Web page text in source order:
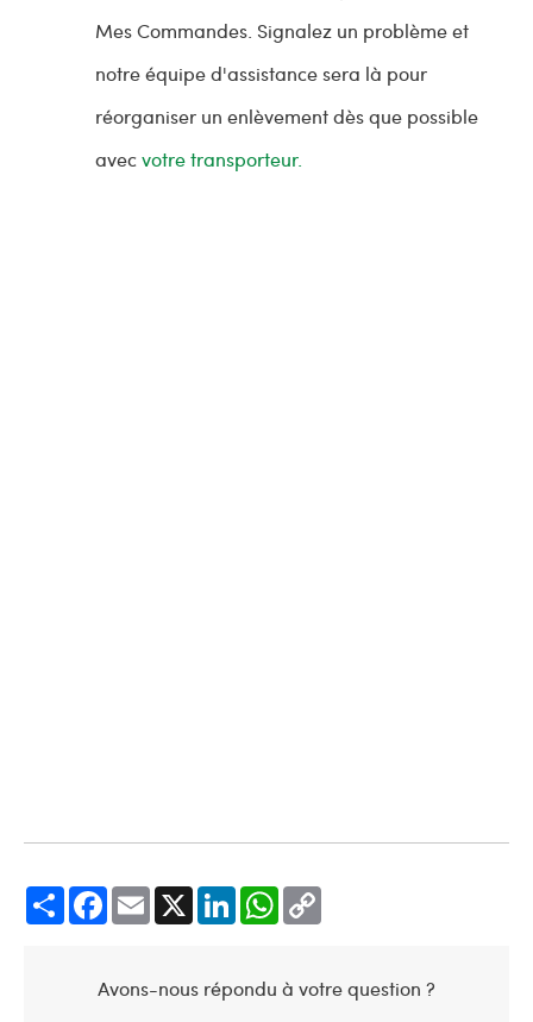
Mes Commandes. Signalez un problème et
notre équipe d'assistance sera là pour
réorganiser un enlèvement dès que possible
avecvotre transporteur.
Share Facebook Email LinkedIn WhatsApp
Avons-nous répondu à votre question ?